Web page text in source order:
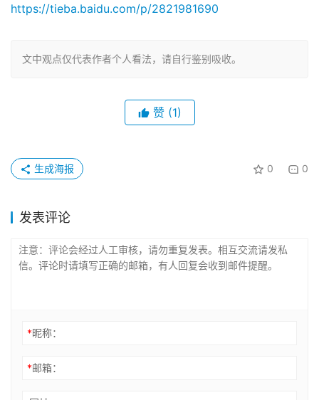
https://tieba.baidu.com/p/2821981690
文中观点仅代表作者个人看法，请自行鉴别吸收。
赞 (1)
0 0
生成海报
发表评论
*昵称：
*邮箱：